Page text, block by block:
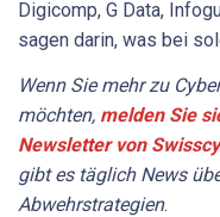
Digicomp, G Data,
sagen darin, was bei
Wenn Sie mehr zu
möchten, melden Sie
Newsletter von
gibt es täglich News
Abwehrstrategien.